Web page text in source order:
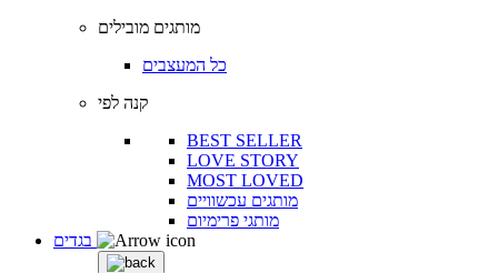
מותגים מובילים
כל המעצבים
קנה לפי
BEST SELLER
LOVE STORY
MOST LOVED
מותגים עכשוויים
מותגי פרימיום